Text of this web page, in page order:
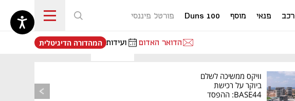
רכב פנאי מוסף Duns 100 פורטל פיננסי
הדואר האדום ועידות
נפתח בכרטיסייה חדשה
המהדורה הדיגיטלית
וויקס ממשיכה לשלם
ביוקר על רכישת
BASE44: ההפסד